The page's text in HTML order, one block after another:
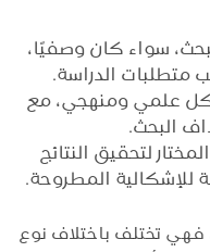
سواء كان وصفيًا،
متطلبات الدراسة.
علمي ومنهجي، مع
البحث.
لتحقيق النتائج
للإشكالية المطروحة.
فهي تختلف باختلاف نوع